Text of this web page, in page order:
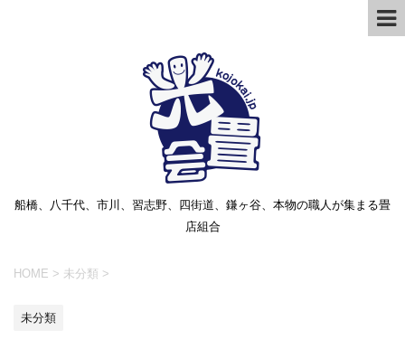
船橋、八千代、市川、習志野、四街道、鎌ヶ谷、本物の職人が集まる畳
店組合
HOME > 未分類 >
未分類